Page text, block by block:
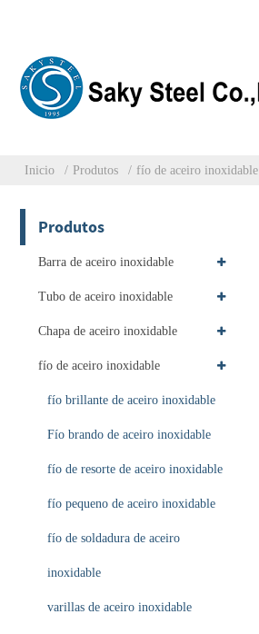
Inicio Produtos fío de aceiro inoxidable
Produtos
Barra de aceiro inoxidable
Tubo de aceiro inoxidable
Chapa de aceiro inoxidable
fío de aceiro inoxidable
fío brillante de aceiro inoxidable
Fío brando de aceiro inoxidable
fío de resorte de aceiro inoxidable
fío pequeno de aceiro inoxidable
fío de soldadura de aceiro
inoxidable
varillas de aceiro inoxidable